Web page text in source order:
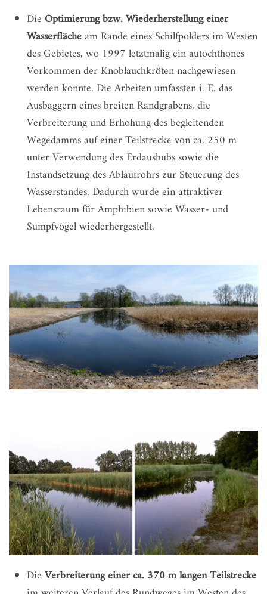
Die Optimierung bzw. Wiederherstellung einer
Wasserflächeam Rande eines Schilfpolders im Westen
des Gebietes, wo 1997 letztmalig ein autochthones
Vorkommen der Knoblauchkröten nachgewiesen
werden konnte. Die Arbeiten umfassten i. E. das
Ausbaggern eines breiten Randgrabens, die
Verbreiterung und Erhöhung des begleitenden
Wegedamms auf einer Teilstrecke von ca. 250 m
unter Verwendung des Erdaushubs sowie die
Instandsetzung des Ablaufrohrs zur Steuerung des
Wasserstandes. Dadurch wurde ein attraktiver
Lebensraum für Amphibien sowie Wasser- und
Sumpfvögel wiederhergestellt.
DieVerbreiterung einer ca. 370 m langen Teilstrecke